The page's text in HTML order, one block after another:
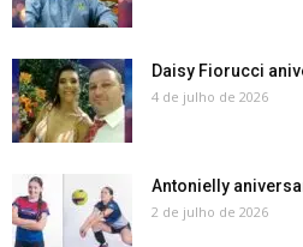
Daisy Fiorucci
4 de julho de 2026
Antonielly
2 de julho de 2026